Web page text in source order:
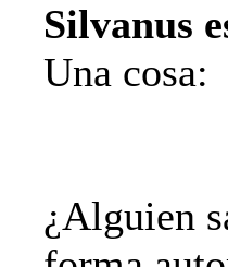
Silvanus
Una cosa:
¿Alguien